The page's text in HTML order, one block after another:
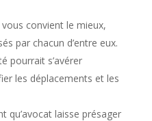
convient le mieux,
par chacun d’entre eux.
pourrait s’avérer
les déplacements et les
qu’avocat laisse présager